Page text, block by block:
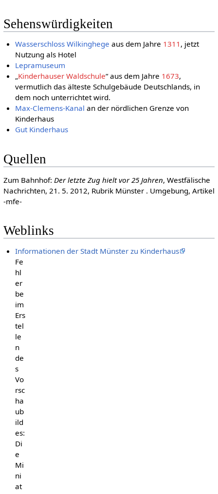
Sehenswürdigkeiten
Wasserschloss Wilkinghege aus dem Jahre 1311 , jetzt
Nutzung als Hotel
Lepramuseum
„Kinderhauser Waldschule“ aus dem Jahre 1673,
vermutlich das älteste Schulgebäude Deutschlands, in
dem noch unterrichtet wird.
Max-Clemens-Kanal an der nördlichen Grenze von
Kinderhaus
Gut Kinderhaus
Quellen
Zum Bahnhof: Der letzte Zug hielt vor 25 Jahren, Westfälische
Nachrichten, 21. 5. 2012, Rubrik Münster . Umgebung, Artikel
-mfe-
Weblinks
Informationen der Stadt Münster zu Kinderhaus
Fe
hl
er
be
im
Ers
tel
le
n
de
s
Vo
rsc
ha
ub
ild
es:
Di
e
Mi
ni
at